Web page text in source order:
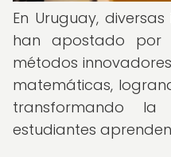
En Uruguay,
han apostado por
métodos
matemáticas,
transformando
estudiantes